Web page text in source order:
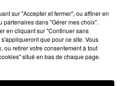
21/08/2025 À 06H48
sur "Accepter et fermer", ou affiner en
partenaires dans "Gérer mes choix".
en cliquant sur "Continuer sans
que pour ce site. Vous
ou retirer votre consentement à tout
situé en bas de chaque page.